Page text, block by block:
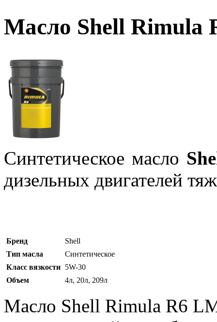
Масло Shell Rimula
Синтетическое масло
дизельных двигателей
Бренд
Shell
Тип масла
Синтетическое
Класс вязкости 5W-30
Объем
4л, 20л, 209л
Масло Shell Rimula R6